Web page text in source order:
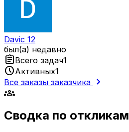
Davic 12
был(а) недавно
assignmentВсего задач1
scheduleАктивных1
Все заказы заказчика chevron_right
groups
Сводка по откликам